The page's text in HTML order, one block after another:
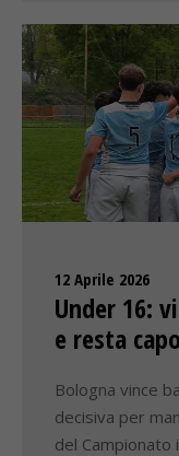
12 Aprile 2026
Under 16:
e resta
Bologna vince
decisiva per
del